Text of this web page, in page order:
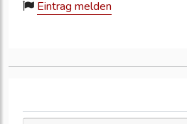
Eintrag melden